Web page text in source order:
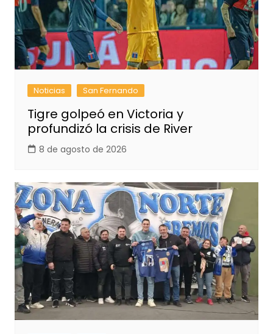
Noticias San Fernando
Tigre golpeó en Victoria y
profundizó la crisis de River
8 de agosto de 2026